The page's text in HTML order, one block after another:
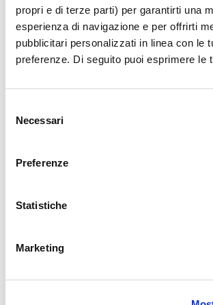
propri e di terze parti) per garantirti una
esperienza di navigazione e per offrirti
pubblicitari personalizzati in linea con le
preferenze. Di seguito puoi esprimere le
delNecessari
Preferenze
Statistiche
Marketing